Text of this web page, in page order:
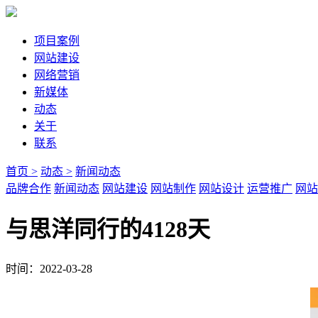
项目案例
网站建设
网络营销
新媒体
动态
关于
联系
首页 > 动态 > 新闻动态
品牌合作 新闻动态 网站建设 网站制作 网站设计 运营推广 网
与思洋同行的4128天
时间：2022-03-28